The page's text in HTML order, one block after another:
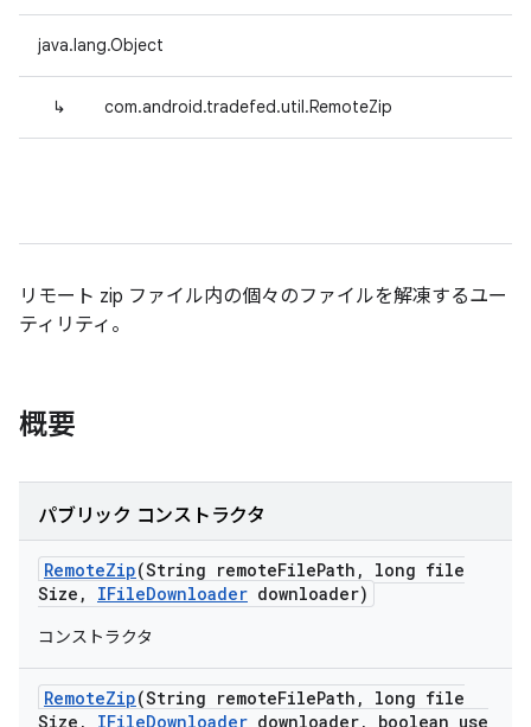
java.lang.Object
↳ com.android.tradefed.util.RemoteZip
リモート zip ファイル内の個々のファイルを解凍するユー
ティリティ。
概要
パブリック コンストラクタ
RemoteZip(String remoteFilePath ,
long file
Size , IFileDownloader downloader)
コンストラクタ
RemoteZip(String remoteFilePath ,
long file
Size , IFileDownloader downloader,
boolean use